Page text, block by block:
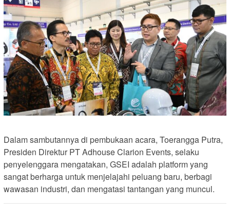
Dalam sambutannya di pembukaan acara, Toerangga Putra,
Presiden Direktur PT Adhouse Clarion Events, selaku
penyelenggara mengatakan, GSEI adalah platform yang
sangat berharga untuk menjelajahi peluang baru, berbagi
wawasan industri, dan mengatasi tantangan yang muncul.